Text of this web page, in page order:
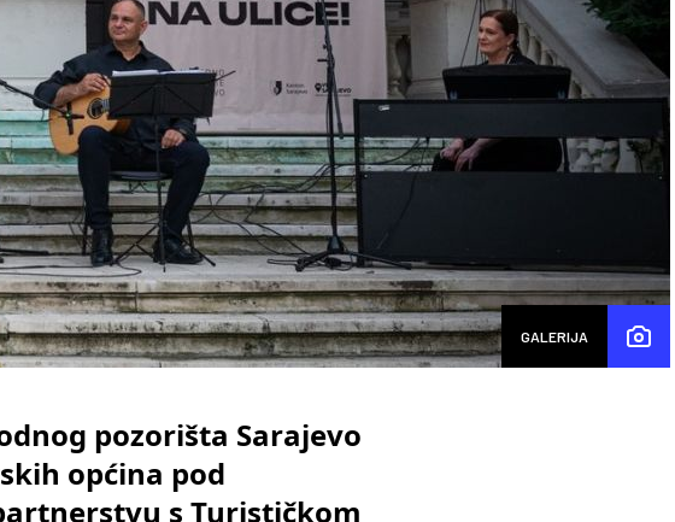
GALERIJA
pozorišta Sarajevo
općina pod
s Turističkom